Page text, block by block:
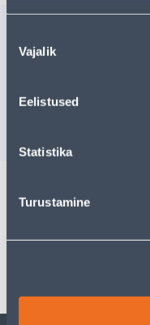
valik
Vajalik
Eelistused
Statistika
Turustamine